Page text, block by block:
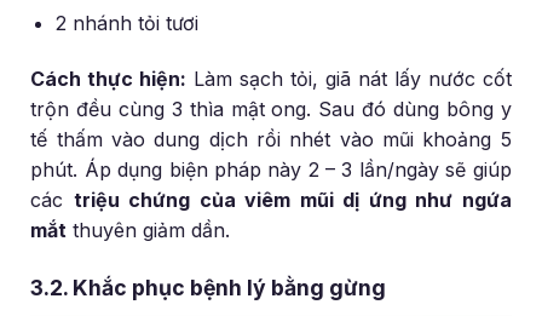
2 nhánh tỏi tươi
Cách thực hiện: Làm sạch tỏi, giã nát lấy nước cốt
trộn đều cùng 3 thìa mật ong. Sau đó dùng bông y
tế thấm vào dung dịch rồi nhét vào mũi khoảng 5
phút. Áp dụng biện pháp này 2 – 3 lần/ngày sẽ giúp
các triệu chứng của viêm mũi dị ứng như ngứa
mắt thuyên giảm dần.
3.2. Khắc phục bệnh lý bằng gừng